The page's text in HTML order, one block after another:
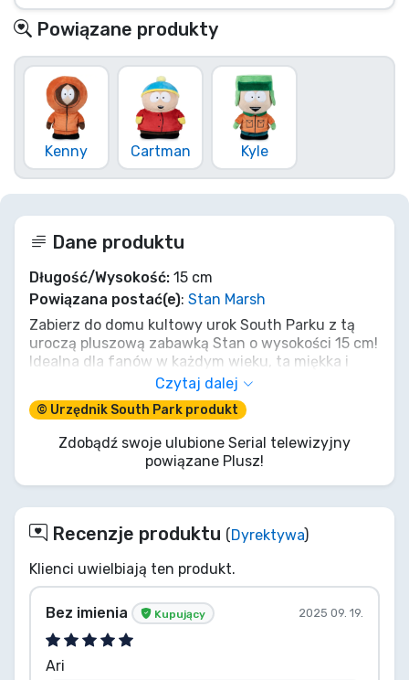
Powiązane produkty
Kenny Cartman Kyle
Dane produktu
Długość/Wysokość: 15 cm
Powiązana postać(e): Stan Marsh
Zabierz do domu kultowy urok South Parku z tą
uroczą pluszową zabawką Stan o wysokości 15 cm!
Idealna dla fanów w każdym wieku, ta miękka i
przytulna zabawka to obowiązkowy dodatek do
każdej kolekcji. Nie przegap okazji – zdobądź
swojego pluszowego Stana już dziś i rozpocznij
przygodę w South Parku!
Czytaj dalej
© Urzędnik South Park produkt
Zdobądź swoje ulubione Serial telewizyjny
powiązane Plusz!
Recenzje produktu (Dyrektywa)
Klienci uwielbiają ten produkt.
Bez imienia Kupujący 2025 09. 19.
Ari